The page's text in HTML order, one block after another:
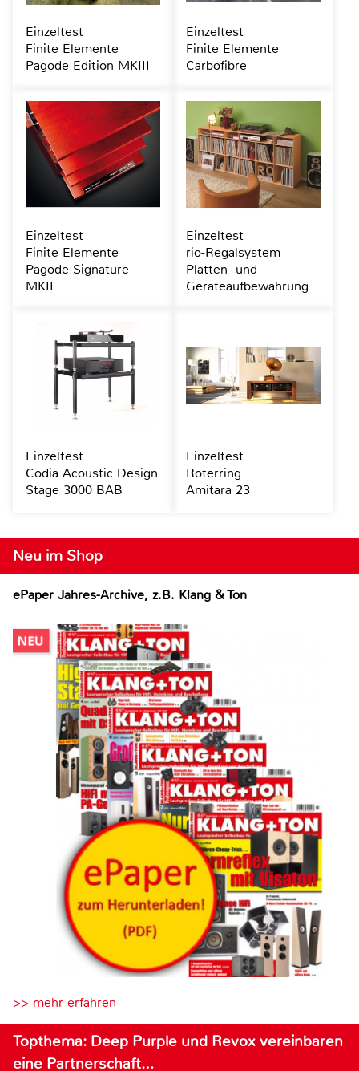
Neu im Shop
ePaper Jahres-Archive, z.B. Klang & Ton
>> mehr erfahren
Topthema: Deep Purple und Revox vereinbaren
eine Partnerschaft…
Einzeltest
Finite Elemente
Pagode Edition MKIII
Einzeltest
Finite Elemente
Carbofibre
Einzeltest
Finite Elemente
Pagode Signature
MKII
Einzeltest
rio-Regalsystem
Platten- und
Geräteaufbewahrung
Einzeltest
Codia Acoustic Design
Stage 3000 BAB
Einzeltest
Roterring
Amitara 23